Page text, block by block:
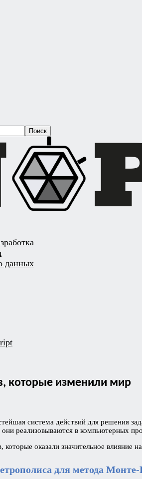
данных
которые изменили мир
система действий для решения
они реализовываются в компьютерных
которые оказали значительное влияние
для метода